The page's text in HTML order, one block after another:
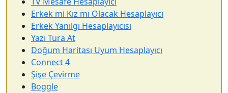
Erkek mi Kız mı Olacak Hesaplayıcı
Erkek Yanılgı Hesaplayıcısı
Yazı Tura At
Doğum Haritası Uyum Hesaplayıcı
Connect 4
Şişe Çevirme
Boggle